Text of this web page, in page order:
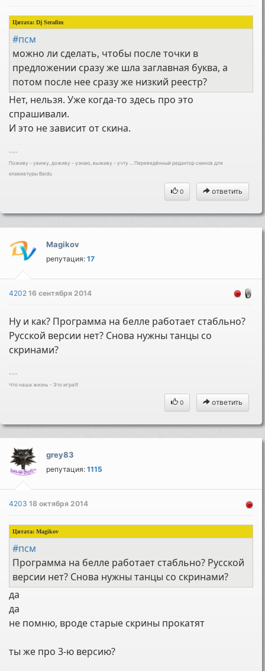
Цитата:Dj Serafim
#псм
можно ли сделать, чтобы после точки в
предложении сразу же шла заглавная буква, а
потом после нее сразу же низкий реестр?
Нет, нельзя. Уже когда-то здесь про это
спрашивали.
И это не зависит от скина.
---
Поживу - увижу, доживу - узнаю, выживу - учту ... Переведённый редактор скинов для
клавиатуры Baidu
0 ответить
Magikov
репутация:17
420216 сентября 2014
Ну и как? Программа на белле работает стабльно?
Русской версии нет? Снова нужны танцы со
скринами?
---
Что наша жизнь - Это игра!!!
0 ответить
grey83
репутация:1115
420318 октября 2014
Цитата:Magikov
#псм
Программа на белле работает стабльно? Русской
версии нет? Снова нужны танцы со скринами?
да
да
не помню, вроде старые скрины прокатят
ты же про 3-ю версию?